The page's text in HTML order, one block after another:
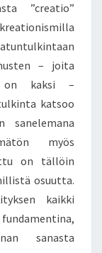
”creatio”
– joita
on kaksi –
katsoo
sanelemana
myös
on tällöin
osuutta.
kaikki
sanasta